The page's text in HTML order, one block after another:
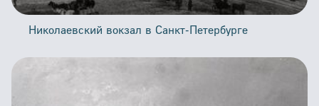
Николаевский вокзал в Санкт-Петербурге